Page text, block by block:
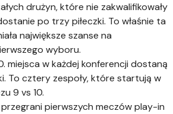
drużyn, które nie zakwalifikowały
po trzy piłeczki. To właśnie ta
największe szanse na
wyboru.
miejsca w każdej konferencji dostaną
To cztery zespoły, które startują w
9 vs 10.
pierwszych meczów play-in